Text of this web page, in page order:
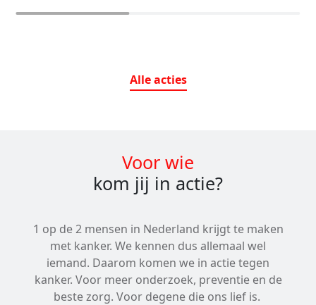
Alleacties
Voor wie
kom jij in actie?
1 op de 2 mensen in Nederland krijgt te maken
met kanker. We kennen dus allemaal wel
iemand. Daarom komen we in actie tegen
kanker. Voor meer onderzoek, preventie en de
beste zorg. Voor degene die ons lief is.